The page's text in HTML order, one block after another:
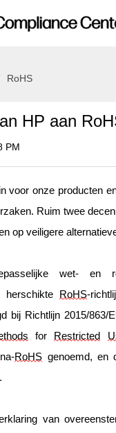
RoHS
HP aan
PM
voor onze producten
Ruim twee
op veiligere
wet- en
herschikte
RoHS-
bij Richtlijn 2015/863/
for Restricted
RoHS genoemd, en
van